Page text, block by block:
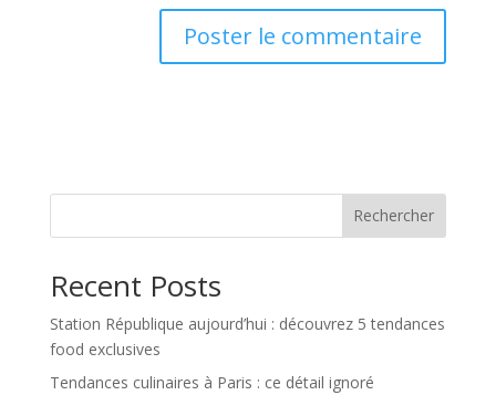
Rechercher
Recent Posts
Station République aujourd’hui : découvrez 5 tendances
food exclusives
Tendances culinaires à Paris : ce détail ignoré